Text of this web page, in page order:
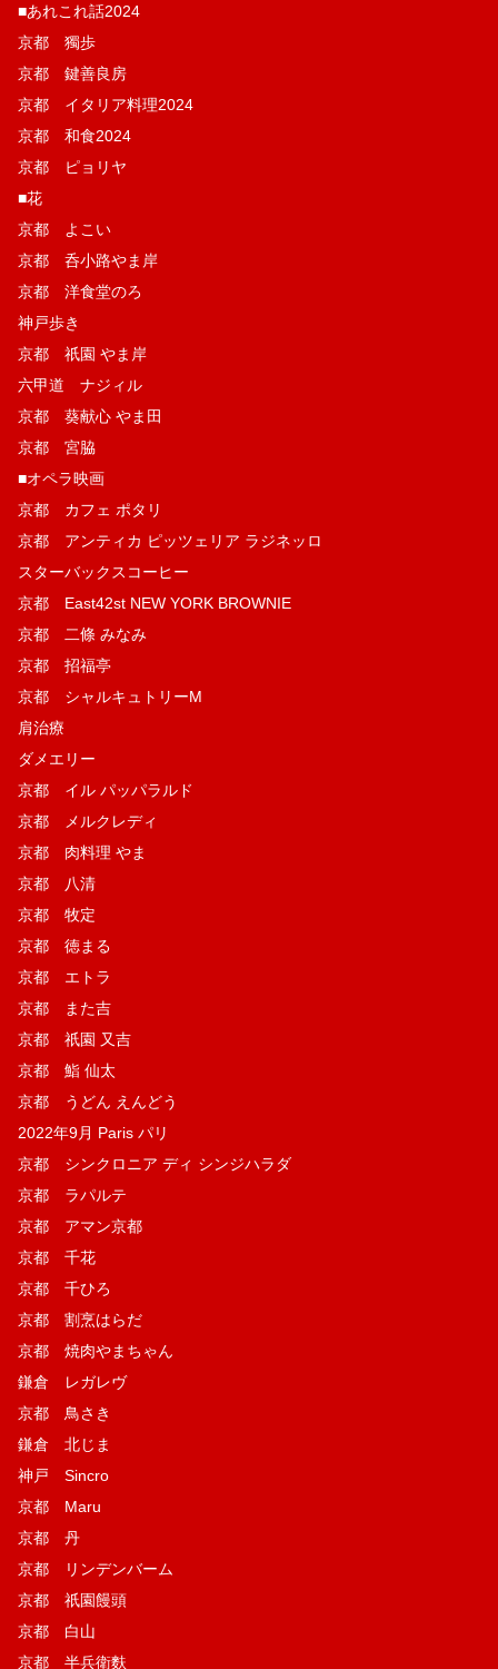
■あれこれ話2024
京都 獨歩
京都 鍵善良房
京都 イタリア料理2024
京都 和食2024
京都 ピョリヤ
■花
京都 よこい
京都 呑小路やま岸
京都 洋食堂のろ
神戸歩き
京都 祇園 やま岸
六甲道 ナジィル
京都 葵献心 やま田
京都 宮脇
■オペラ映画
京都 カフェ ポタリ
京都 アンティカ ピッツェリア ラジネッロ
スターバックスコーヒー
京都 East42st NEW YORK BROWNIE
京都 二條 みなみ
京都 招福亭
京都 シャルキュトリーM
肩治療
ダメエリー
京都 イル パッパラルド
京都 メルクレディ
京都 肉料理 やま
京都 八清
京都 牧定
京都 徳まる
京都 エトラ
京都 また吉
京都 祇園 又吉
京都 鮨 仙太
京都 うどん えんどう
2022年9月 Paris パリ
京都 シンクロニア ディ シンジハラダ
京都 ラパルテ
京都 アマン京都
京都 千花
京都 千ひろ
京都 割烹はらだ
京都 焼肉やまちゃん
鎌倉 レガレヴ
京都 鳥さき
鎌倉 北じま
神戸 Sincro
京都 Maru
京都 丹
京都 リンデンバーム
京都 祇園饅頭
京都 白山
京都 半兵衛麩